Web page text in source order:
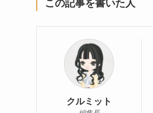
この記事を書いた人
クルミット